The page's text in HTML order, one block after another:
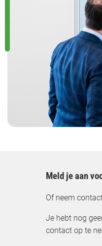
Meld je aan
Of neem
Je hebt nog
contact op te